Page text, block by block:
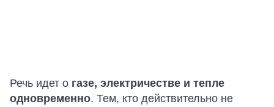
Речь идет о газе, электричестве и тепле
одновременно. Тем, кто действительно не